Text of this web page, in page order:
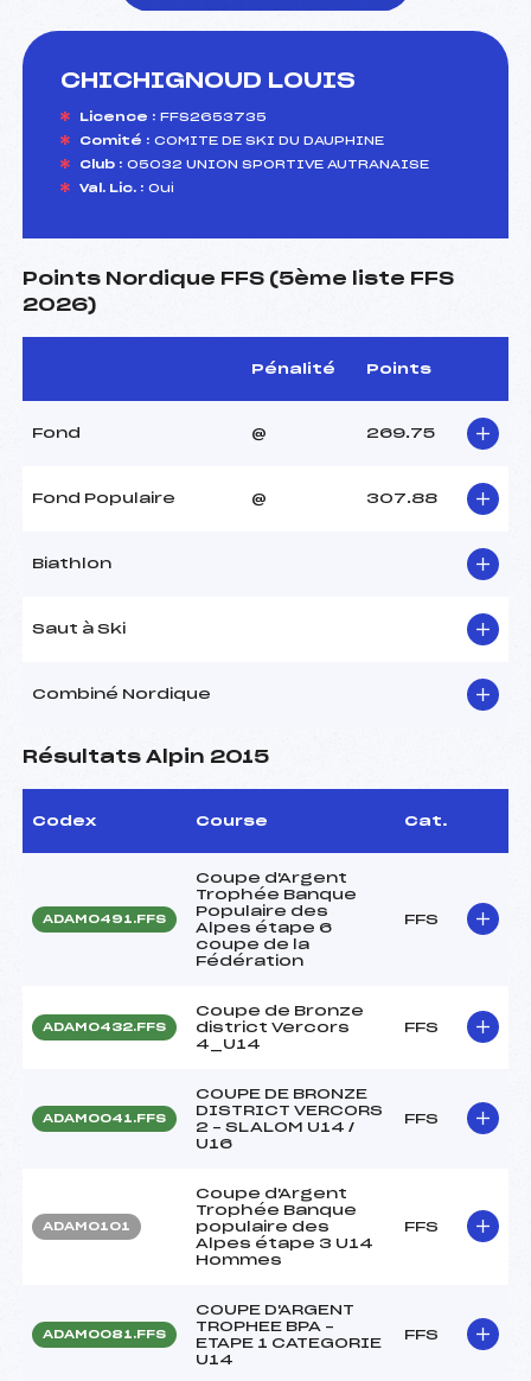
CHICHIGNOUD LOUIS
Licence : FFS2653735
Comité : COMITE DE SKI DU DAUPHINE
Club : 05032 UNION SPORTIVE AUTRANAISE
Val. Lic. : Oui
Points Nordique FFS (5ème liste FFS
2026)
Pénalité Points
Fond @ 269.75
Fond Populaire @ 307.88
Biathlon
Saut à Ski
Combiné Nordique
Résultats Alpin 2015
Codex Course Cat.
ADAM0491.FFS
Coupe d'Argent
Trophée Banque
Populaire des
Alpes étape 6
coupe de la
Fédération
FFS
ADAM0432.FFS
Coupe de Bronze
district Vercors
4_U14
FFS
ADAM0041.FFS
COUPE DE BRONZE
DISTRICT VERCORS
2 – SLALOM U14 /
U16
FFS
ADAM0101
Coupe d'Argent
Trophée Banque
populaire des
Alpes étape 3 U14
Hommes
FFS
ADAM0081.FFS
COUPE D'ARGENT
TROPHEE BPA –
ETAPE 1 CATEGORIE
U14
FFS